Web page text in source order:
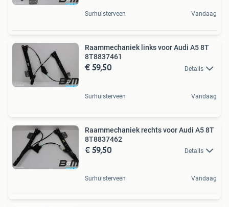
Surhuisterveen Vandaag
Raammechaniek links voor Audi A5 8T
8T8837461
€ 59,50 Details
Surhuisterveen Vandaag
Raammechaniek rechts voor Audi A5 8T
8T8837462
€ 59,50 Details
Surhuisterveen Vandaag